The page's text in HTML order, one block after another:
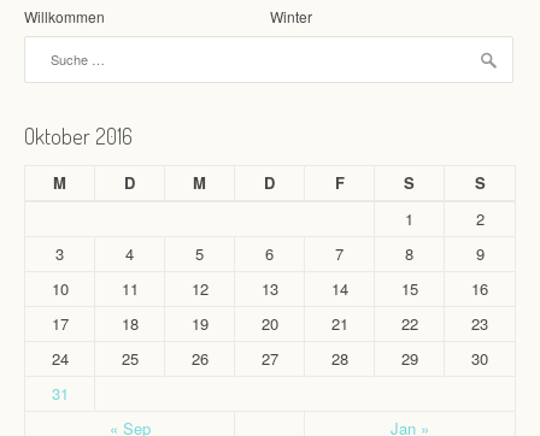
Willkommen
Winter
Oktober 2016
M D M D F S S
« Sep Jan »
1
2
3
4 5 6 7 8
9
10
11 12 13 14 15
16
17
18 19 20 21 22
23
24
25 26 27 28 29
30
31